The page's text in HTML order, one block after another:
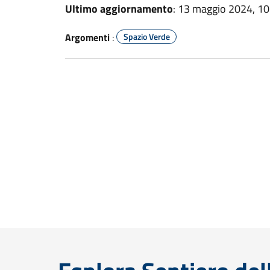
Ultimo aggiornamento: 13 maggio 2024,
Argomenti : Spazio Verde